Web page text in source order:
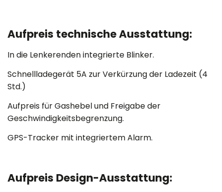
Aufpreis technische Ausstattung:
In die Lenkerenden integrierte Blinker.
Schnellladegerät 5A zur Verkürzung der Ladezeit (4
Std.)
Aufpreis für Gashebel und Freigabe der
Geschwindigkeitsbegrenzung.
GPS-Tracker mit integriertem Alarm.
Aufpreis Design-Ausstattung: